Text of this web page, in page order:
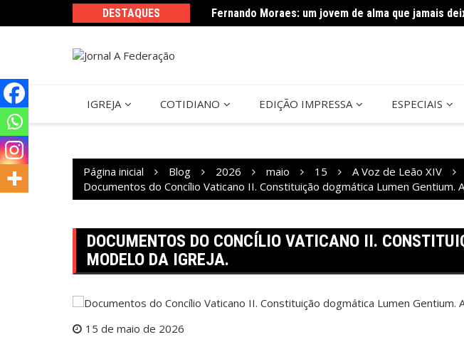
DESTAQUES
do Perdão de Assis Fernando Moraes: um jovem de alma que jamais
IGREJA COTIDIANO EDIÇÃO IMPRESSA ESPECIAIS
Página inicial Blog 2026 maio 15
A Voz de Leão XIV
Documentos do Concílio Vaticano II. Constituição dogmática Lumen Gentium.
DOCUMENTOS DO CONCÍLIO VATICANO II.
MODELO DA IGREJA.
15 de maio de 2026